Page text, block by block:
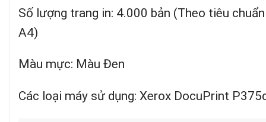
Số lượng trang in: 4.000 bản (Theo tiêu
A4)
Màu mực: Màu Đen
Các loại máy sử dụng: Xerox DocuPrint